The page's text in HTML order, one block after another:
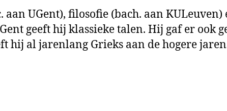
UGent), filosofie (bach. aan
geeft hij klassieke talen. Hij gaf er ook
hij al jarenlang Grieks aan de hogere